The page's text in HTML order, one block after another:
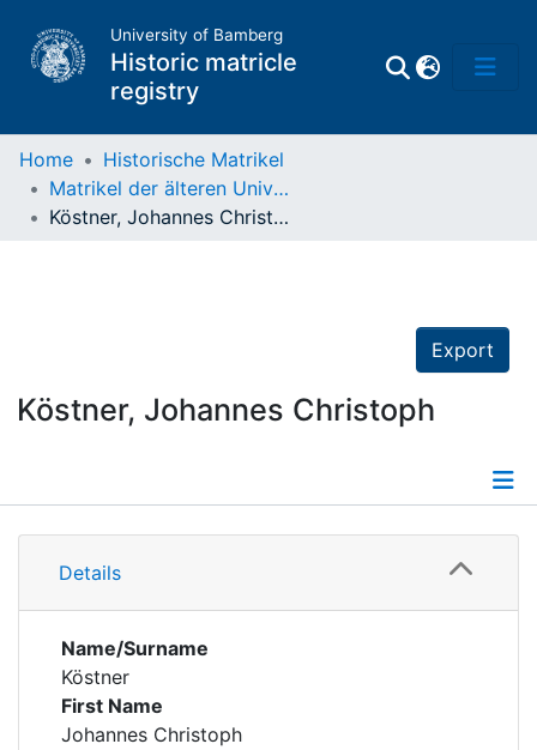
University of Bamberg
Historic matricle
registry
Matrikel
Home
Historische Matrikel
Matrikel der älteren Universität
Köstner, Johannes Christoph
Export
Köstner, Johannes Christoph
Details
Details
Name/Surname
Köstner
First Name
Johannes Christoph